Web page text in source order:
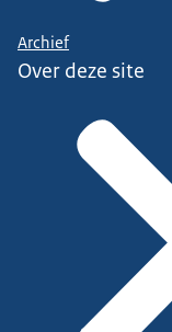
Archief
Over deze site